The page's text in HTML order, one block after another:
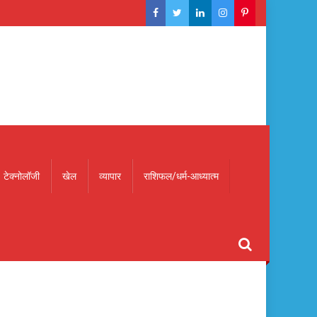
टेक्नोलॉजी खेल व्यापार राशिफल/धर्म-आध्यात्म